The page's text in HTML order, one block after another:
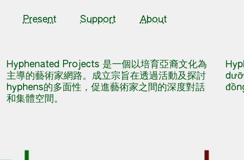
Present Support About
Hyphenated Projects 是一個以培育亞裔文化為
主導的藝術家網路。成立宗旨在透過活動及探討
hyphens的多面性，促進藝術家之間的深度對話
和集體空間。